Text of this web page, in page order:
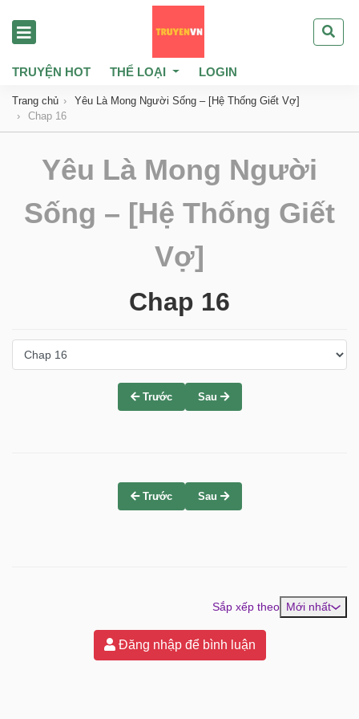
TRUYỆN HOT THỂ LOẠI LOGIN
Trang chủ
Yêu Là Mong Người Sống – [Hệ Thống Giết Vợ]
Chap 16
Yêu Là Mong Người
Sống – [Hệ Thống Giết
Vợ]
Chap 16
Trước Sau
Trước Sau
Sắp xếp theo Mới nhất
Đăng nhập để bình luận